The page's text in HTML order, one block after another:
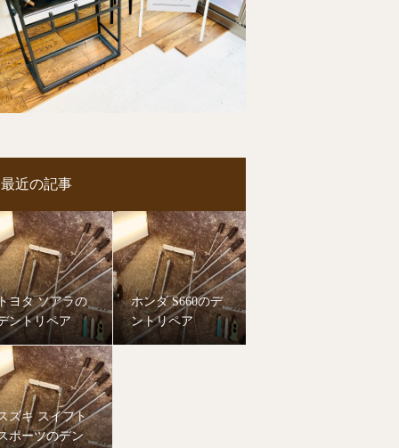
最近の記事
ヨタ ソアラの
ントリペア
ホンダ S660のデ
ントリペア
ズキ スイフト
ポーツのデン